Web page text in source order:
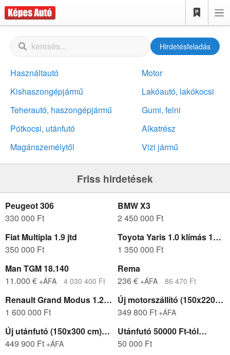
Hirdetésfeladás
Használtautó
Kishaszongépjármű
Pótkocsi, utánfutó
Lakóautó, lakókocsi
Gumi, felni
Motor
Teherautó, haszongépjármű
Alkatrész
Magánszemélytől
Vizi jármű
Friss hirdetések
Peugeot 306
330 000 Ft
BMW X3
2 450 000 Ft
Fiat Multipla 1.9 jtd
350 000 Ft
Toyota Yaris 1.0 klímás 140
000km
1 350 000 Ft
Man TGM 18.140
11.000 € +ÁFA 4 030 400 Ft
Rema
236 € +ÁFA 86 470 Ft
Renault Grand Modus 1.2
16V Authentique
1 600 000 Ft
Új motorszállító (150x220
cm)
349 800 Ft +ÁFA
Új utánfutó (150x300 cm)
750 Kg
449 900 Ft +ÁFA
Utánfutó 50000 Ft-tól
elvihető!!
50 000 Ft